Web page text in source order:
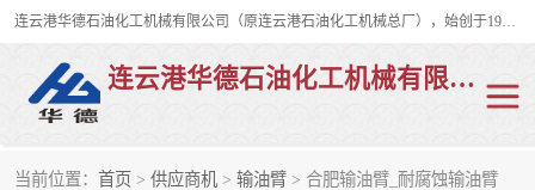
连云港华德石油化工机械有限公司（原连云港石油化工机械总厂），始创于1982年，是从事码头船用流体装卸臂、陆用流体装卸臂（鹤管）、活动梯、钢构平台、定量装车系统等全系列流体装卸设备的设计、制造、销售以及服务的专业供应商。
连云港华德石油化工机械有限公司
当前位置： 首页 > 供应商机 > 输油臂 > 合肥输油臂_耐腐蚀输油臂